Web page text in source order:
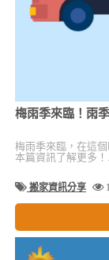
梅雨季來臨！雨
梅雨季來臨，在這
本篇資訊了解更多！...
搬家資訊分享